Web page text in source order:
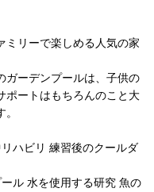
ミリーで楽しめる人気の家
ガーデンプールは、子供の
ポートはもちろんのこと大
ハビリ 練習後のクールダ
ル 水を使用する研究 魚の